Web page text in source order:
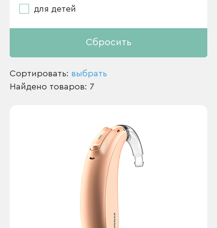
для детей
Сбросить
Найдено товаров: 7
Сортировать: выбрать